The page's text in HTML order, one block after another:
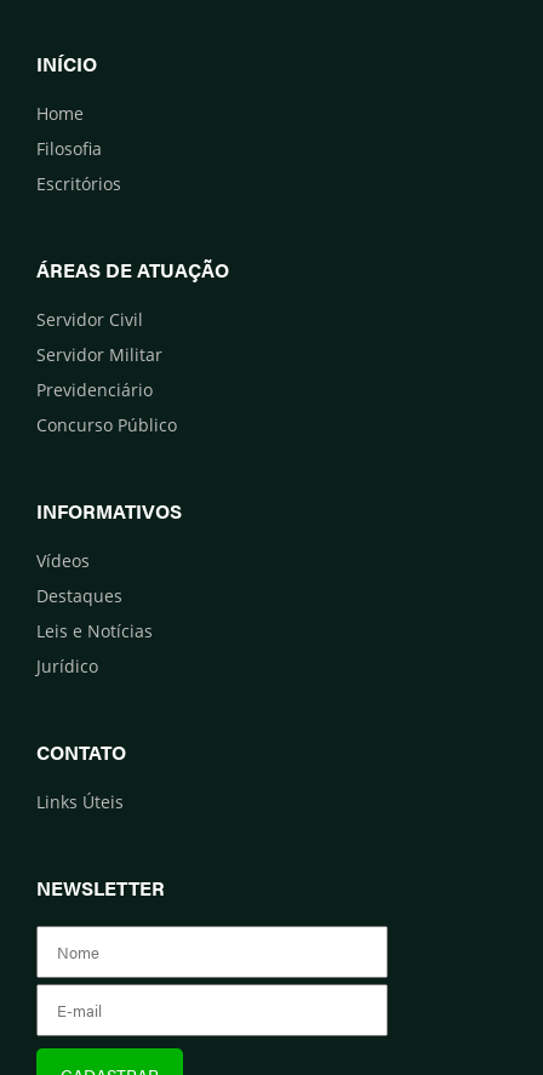
INÍCIO
Home
Filosofia
Escritórios
ÁREAS DE ATUAÇÃO
Servidor Civil
Servidor Militar
Previdenciário
Concurso Público
INFORMATIVOS
Vídeos
Destaques
Leis e Notícias
Jurídico
CONTATO
Links Úteis
NEWSLETTER